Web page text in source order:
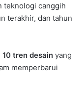
teknologi canggih
terakhir, dan tahun
10 tren desain yang
memperbarui